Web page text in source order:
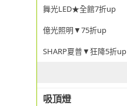
舞光LED★全館7折up
億光照明▼75折up
SHARP夏普▼狂降5折up
吸頂燈